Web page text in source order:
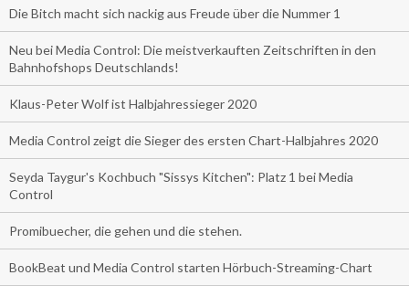
Die Bitch macht sich nackig aus Freude über die Nummer 1
Neu bei Media Control: Die meistverkauften Zeitschriften in den
Bahnhofshops Deutschlands!
Klaus-Peter Wolf ist Halbjahressieger 2020
Media Control zeigt die Sieger des ersten Chart-Halbjahres 2020
Seyda Taygur's Kochbuch "Sissys Kitchen": Platz 1 bei Media
Control
Promibuecher, die gehen und die stehen.
BookBeat und Media Control starten Hörbuch-Streaming-Chart